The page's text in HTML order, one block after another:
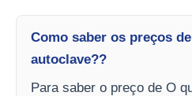
Como saber os preços
autoclave??
Para saber o preço de O